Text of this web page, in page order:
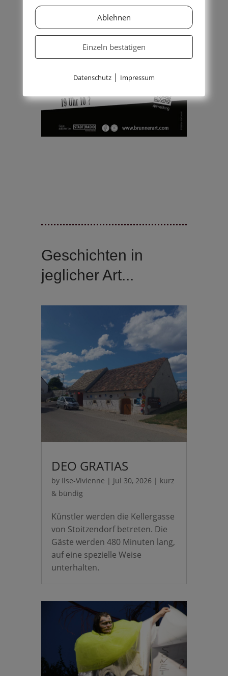
Geschichten in
jeglicher Art...
DEO GRATIAS
by Ilse-Vivienne | Jul 30, 2026 | kurz
& bündig
Künstler werden die Kellergasse
von Stoitzendorf betreten. Die
Gäste werden 480 Minuten lang,
auf eine spezielle Weise
unterhalten.
Ablehnen
Einzeln bestätigen
Datenschutz| Impressum